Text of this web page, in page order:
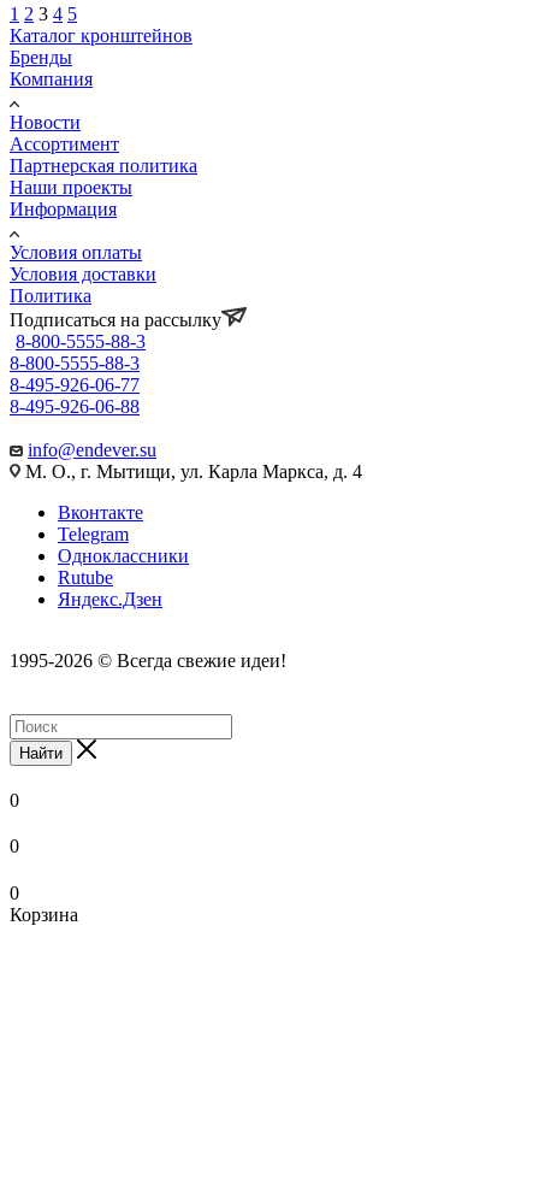
1 2 3 4 5
Каталог кронштейнов
Бренды
Компания
Новости
Ассортимент
Партнерская политика
Наши проекты
Информация
Условия оплаты
Условия доставки
Политика
Подписаться на рассылку
8-800-5555-88-3
8-800-5555-88-3
8-495-926-06-77
8-495-926-06-88
info@endever.su
М. О., г. Мытищи, ул. Карла Маркса, д. 4
Вконтакте
Telegram
Одноклассники
Rutube
Яндекс.Дзен
1995-2026 © Всегда свежие идеи!
Найти
0
0
0
Корзина